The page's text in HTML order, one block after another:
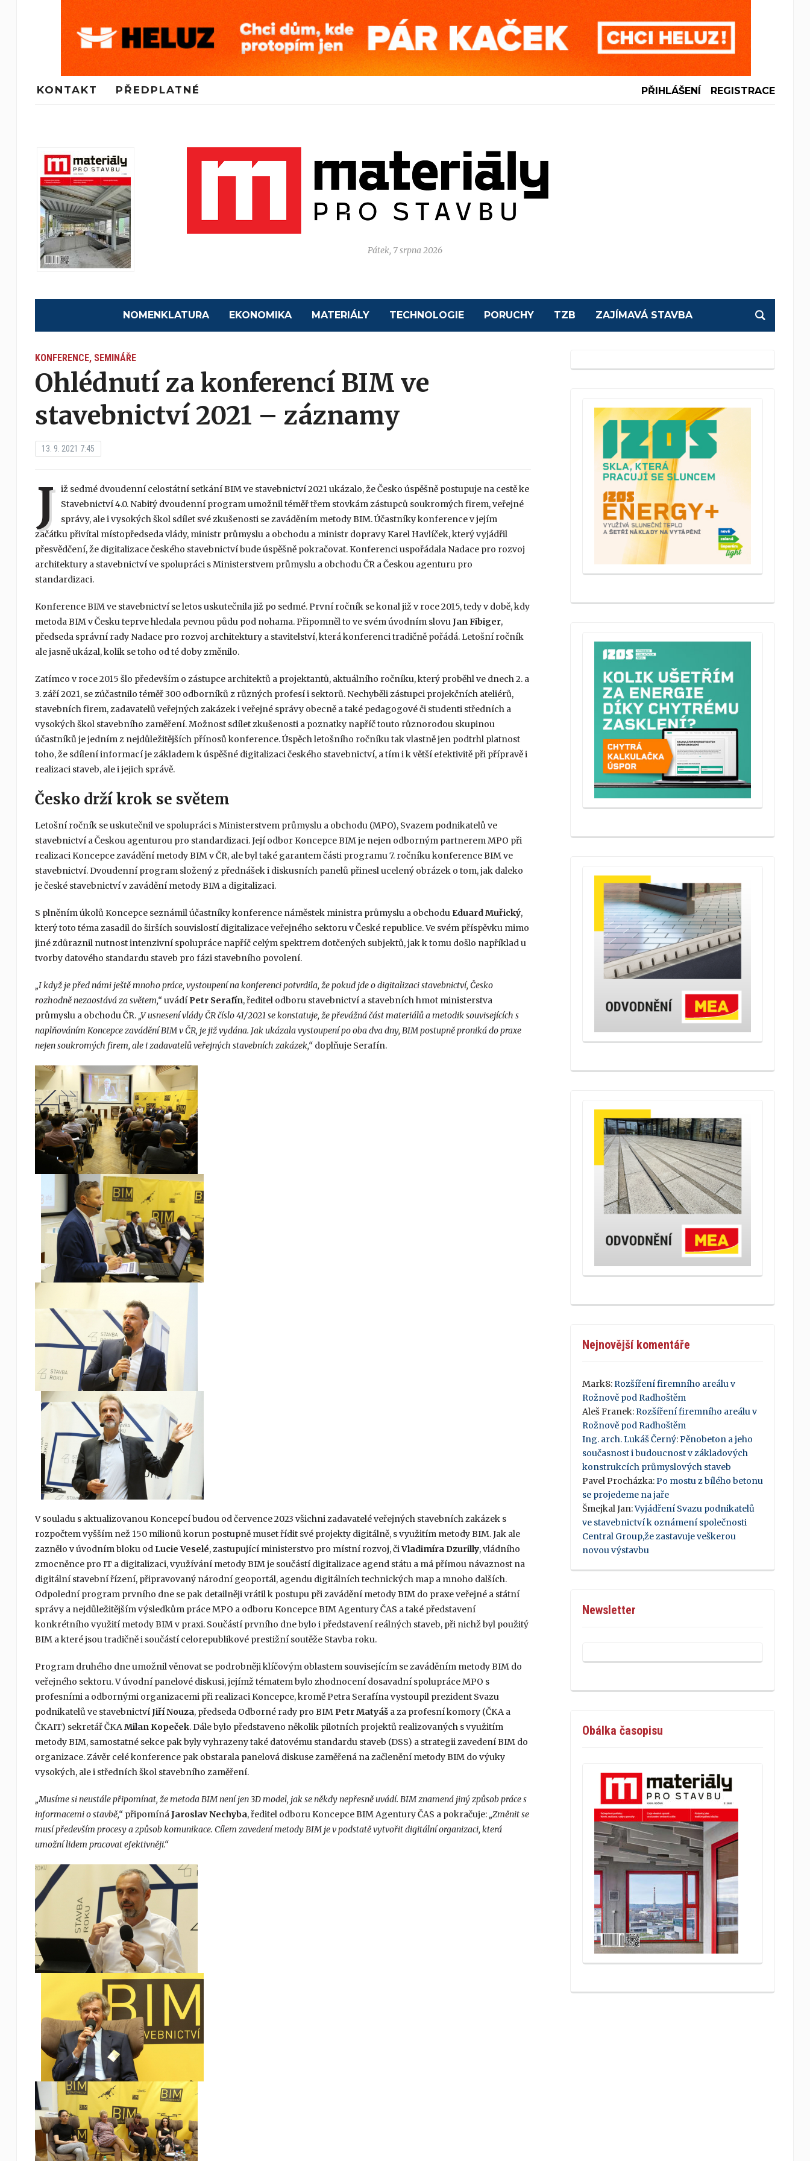
KONTAKT PŘEDPLATNÉ PŘIHLÁŠENÍ REGISTRACE
Pátek, 7 srpna 2026
NOMENKLATURA EKONOMIKA MATERIÁLY TECHNOLOGIE PORUCHY TZB ZAJÍMAVÁ STAVBA
KONFERENCE, SEMINÁŘE
Ohlédnutí za konferencí BIM ve
stavebnictví 2021 – záznamy
13. 9. 2021 7:45
J iž sedmé dvoudenní celostátní setkání BIM ve stavebnictví 2021 ukázalo, že Česko úspěšně postupuje na cestě ke
Stavebnictví 4.0. Nabitý dvoudenní program umožnil téměř třem stovkám zástupců soukromých firem, veřejné
správy, ale i vysokých škol sdílet své zkušenosti se zaváděním metody BIM. Účastníky konference v jejím
začátku přivítal místopředseda vlády, ministr průmyslu a obchodu a ministr dopravy Karel Havlíček, který vyjádřil
přesvědčení, že digitalizace českého stavebnictví bude úspěšně pokračovat. Konferenci uspořádala Nadace pro rozvoj
architektury a stavebnictví ve spolupráci s Ministerstvem průmyslu a obchodu ČR a Českou agenturu pro
standardizaci.
Konference BIM ve stavebnictví se letos uskutečnila již po sedmé. První ročník se konal již v roce 2015, tedy v době, kdy
metoda BIM v Česku teprve hledala pevnou půdu pod nohama. Připomněl to ve svém úvodním slovuJanFibiger,
předseda správní rady Nadace pro rozvoj architektury a stavitelství, která konferenci tradičně pořádá. Letošní ročník
ale jasně ukázal, kolik se toho od té doby změnilo.
Zatímco v roce 2015 šlo především o zástupce architektů a projektantů, aktuálního ročníku, který proběhl ve dnech 2. a
3. září 2021, se zúčastnilo téměř 300 odborníků z různých profesí i sektorů. Nechyběli zástupci projekčních ateliérů,
stavebních firem, zadavatelů veřejných zakázek i veřejné správy obecně a také pedagogové či studenti středních a
vysokých škol stavebního zaměření. Možnost sdílet zkušenosti a poznatky napříč touto různorodou skupinou
účastníků je jedním z nejdůležitějších přínosů konference. Úspěch letošního ročníku tak vlastně jen podtrhl platnost
toho, že sdílení informací je základem k úspěšné digitalizaci českého stavebnictví, a tím i k větší efektivitě při přípravě i
realizaci staveb, ale i jejich správě.
Česko drží krok se světem
Letošní ročník se uskutečnil ve spolupráci s Ministerstvem průmyslu a obchodu (MPO), Svazem podnikatelů ve
stavebnictví a Českou agenturou pro standardizaci. Její odbor Koncepce BIM je nejen odborným partnerem MPO při
realizaci Koncepce zavádění metody BIM v ČR, ale byl také garantem části programu 7. ročníku konference BIM ve
stavebnictví. Dvoudenní program složený z přednášek i diskusních panelů přinesl ucelený obrázek o tom, jak daleko
je české stavebnictví v zavádění metody BIM a digitalizaci.
S plněním úkolů Koncepce seznámil účastníky konference náměstek ministra průmyslu a obchodu EduardMuřický,
který toto téma zasadil do širších souvislostí digitalizace veřejného sektoru v České republice. Ve svém příspěvku mimo
jiné zdůraznil nutnost intenzivní spolupráce napříč celým spektrem dotčených subjektů, jak k tomu došlo například u
tvorby datového standardu staveb pro fázi stavebního povolení.
„I když je před námi ještě mnoho práce, vystoupení na konferenci potvrdila, že pokud jde o digitalizaci stavebnictví, Česko
rozhodně nezaostává za světem,“ uvádí Petr Serafín, ředitel odboru stavebnictví a stavebních hmot ministerstva
průmyslu a obchodu ČR. „V usnesení vlády ČR číslo 41/2021 se konstatuje, že převážná část materiálů a metodik souvisejících s
naplňováním Koncepce zavádění BIM v ČR, je již vydána. Jak ukázala vystoupení po oba dva dny, BIM postupně proniká do praxe
nejen soukromých firem, ale i zadavatelů veřejných stavebních zakázek,“ doplňuje Serafín.
V souladu s aktualizovanou Koncepcí budou od července 2023 všichni zadavatelé veřejných stavebních zakázek s
rozpočtem vyšším než 150 milionů korun postupně muset řídit své projekty digitálně, s využitím metody BIM. Jak ale
zaznělo v úvodním bloku od Lucie Veselé, zastupující ministerstvo pro místní rozvoj, čiVladimíra Dzurilly, vládního
zmocněnce pro IT a digitalizaci, využívání metody BIM je součástí digitalizace agend státu a má přímou návaznost na
digitální stavební řízení, připravovaný národní geoportál, agendu digitálních technických map a mnoho dalších.
Odpolední program prvního dne se pak detailněji vrátil k postupu při zavádění metody BIM do praxe veřejné a státní
správy a nejdůležitějším výsledkům práce MPO a odboru Koncepce BIM Agentury ČAS a také představení
konkrétního využití metody BIM v praxi. Součástí prvního dne bylo i představení reálných staveb, při nichž byl použitý
BIM a které jsou tradičně i součástí celorepublikové prestižní soutěže Stavba roku.
Program druhého dne umožnil věnovat se podrobněji klíčovým oblastem souvisejícím se zaváděním metody BIM do
veřejného sektoru. V úvodní panelové diskusi, jejímž tématem bylo zhodnocení dosavadní spolupráce MPO s
profesními a odbornými organizacemi při realizaci Koncepce, kromě Petra Serafína vystoupil prezident Svazu
podnikatelů ve stavebnictvíJiří Nouza, předseda Odborné rady pro BIM Petr Matyáša za profesní komory (ČKA a
ČKAIT) sekretář ČKAMilan Kopeček. Dále bylo představeno několik pilotních projektů realizovaných s využitím
metody BIM, samostatné sekce pak byly vyhrazeny také datovému standardu staveb (DSS) a strategii zavedení BIM do
organizace. Závěr celé konference pak obstarala panelová diskuse zaměřená na začlenění metody BIM do výuky
vysokých, ale i středních škol stavebního zaměření.
„Musíme si neustále připomínat, že metoda BIM není jen 3D model, jak se někdy nepřesně uvádí. BIM znamená jiný způsob práce s
informacemi o stavbě,“ připomínáJaroslavNechyba, ředitel odboru Koncepce BIM Agentury ČAS a pokračuje: „Změnit se
musí především procesy a způsob komunikace. Cílem zavedení metody BIM je v podstatě vytvořit digitální organizaci, která
umožní lidem pracovat efektivněji.“
Nejnovější komentáře
Mark8:Rozšíření firemního areálu v
Rožnově pod Radhoštěm
Aleš Franek:Rozšíření firemního areálu v
Rožnově pod Radhoštěm
Ing. arch. Lukáš Černý:Pěnobeton a jeho
současnost i budoucnost v základových
konstrukcích průmyslových staveb
Pavel Procházka:Po mostu z bílého betonu
se projedeme na jaře
Šmejkal Jan:Vyjádření Svazu podnikatelů
ve stavebnictví k oznámení společnosti
Central Group,že zastavuje veškerou
novou výstavbu
Newsletter
Obálka časopisu